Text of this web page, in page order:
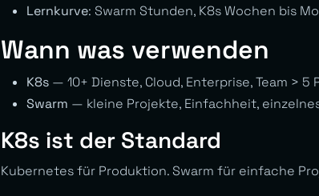
Lernkurve: Swarm Stunden, K8s Wochen bis
Wann was verwenden
K8s — 10+ Dienste, Cloud, Enterprise, Team > 5
Swarm — kleine Projekte, Einfachheit,
K8s ist der Standard
Kubernetes für Produktion. Swarm für einfache